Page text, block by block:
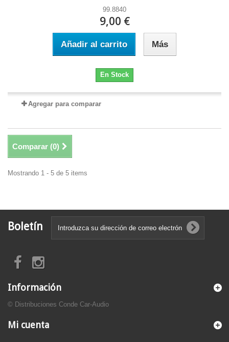
99.8840
9,00 €
Añadir al carrito Más
En Stock
Agregar para comparar
Comparar (0)
Mostrando 1 - 5 de 5 items
Boletín
Información
© Distribuciones Conde Car-Audio
Mi cuenta